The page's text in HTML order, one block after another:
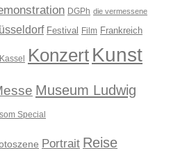
DGPh die vermessene
Festival Film Frankreich
Kassel Konzert Kunst
Museum Ludwig
Special
Portrait Reise